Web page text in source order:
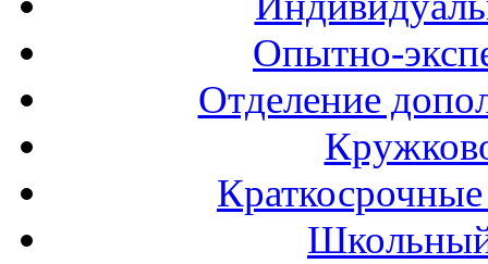
Опытно-
Отделение